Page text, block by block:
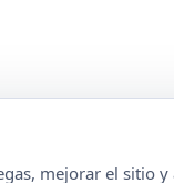
mejorar el sitio